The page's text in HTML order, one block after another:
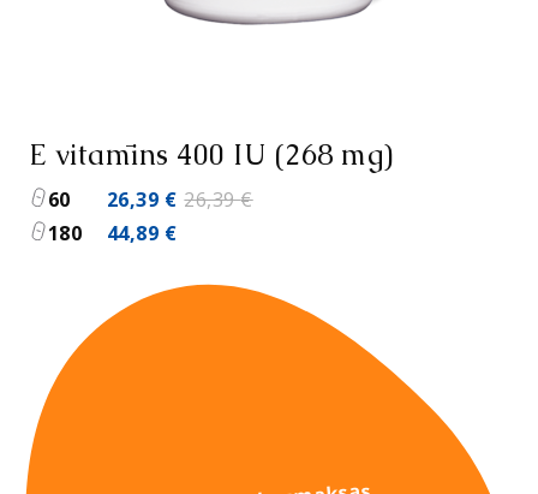
E vitamīns 400 IU (268 mg)
60 26,39€
Original
price
26,39 €.
26,39 €Current
price
26,39 €.
180 44,89 €